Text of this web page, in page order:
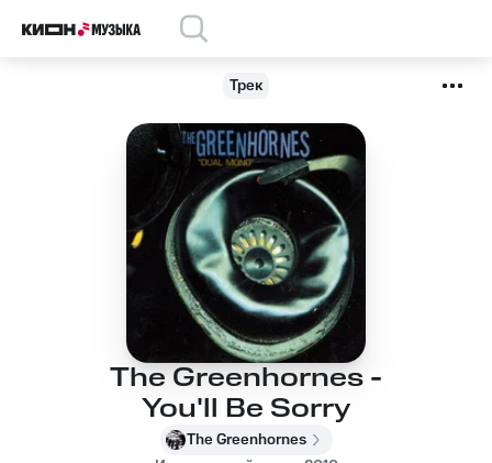
Трек
The Greenhornes -
You'll Be Sorry
The Greenhornes